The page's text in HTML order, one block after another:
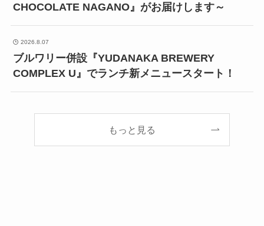
CHOCOLATE NAGANO』がお届けします～
2026.8.07
ブルワリー併設『YUDANAKA BREWERY
COMPLEX U』でランチ新メニュースタート！
もっと見る